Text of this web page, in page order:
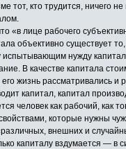
тот, кто трудится, ничего
«в лице рабочего
объективно существует
нужду
В качестве капитала
жизнь рассматривались и
капитал, капитал
человек как рабочий, как
которые нужны
внешних и
капиталу вздумается —